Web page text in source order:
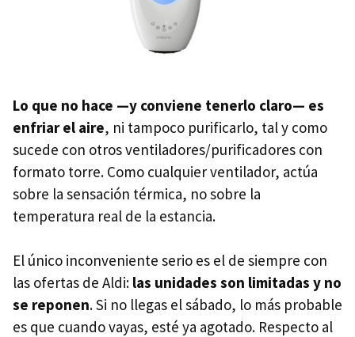
Lo que no hace —y conviene tenerlo claro— es
enfriar el aire, ni tampoco purificarlo, tal y como
sucede con otros ventiladores/purificadores con
formato torre. Como cualquier ventilador, actúa
sobre la sensación térmica, no sobre la
temperatura real de la estancia.
El único inconveniente serio es el de siempre con
las ofertas de Aldi: las unidades son limitadas y no
se reponen. Si no llegas el sábado, lo más probable
es que cuando vayas, esté ya agotado. Respecto al